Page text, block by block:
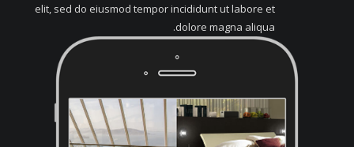
elit, sed do eiusmod tempor incididunt ut labore et
dolore magna aliqua.